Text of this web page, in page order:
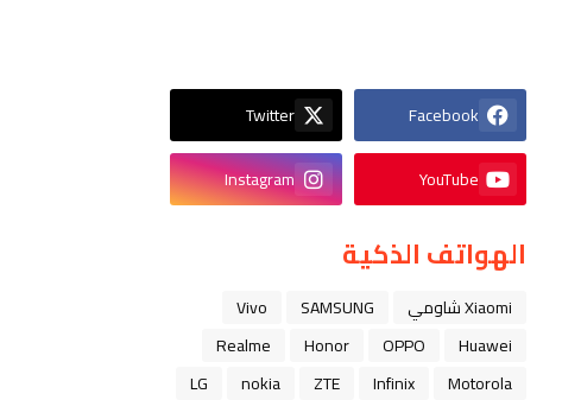
Facebook
Twitter
YouTube
Instagram
الهواتف الذكية
Xiaomi شاومي SAMSUNG
Vivo
Huawei
OPPO
Honor
Realme
Motorola
Infinix
ZTE
nokia
LG